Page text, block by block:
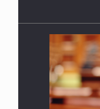
وغير